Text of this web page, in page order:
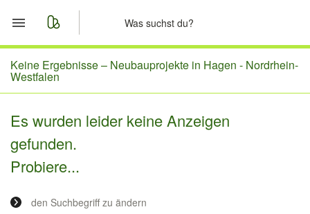
Start
Merkliste
Nachrichten
Anzeige aufgeben
Keine Ergebnisse – Neubauprojekte in Hagen - Nordrhein-
Westfalen
Es wurden leider keine Anzeigen
gefunden.
Probiere...
den Suchbegriff zu ändern